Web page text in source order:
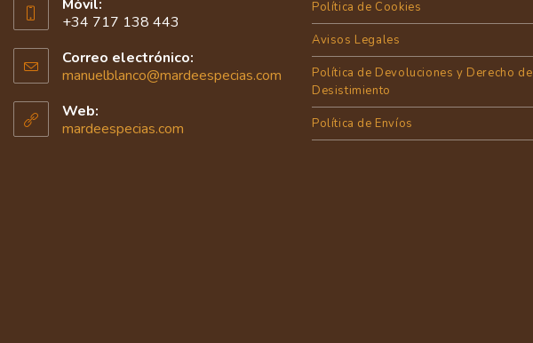
Móvil:
+34 717 138 443
Correo electrónico:
manuelblanco@mardeespecias.com
Web:
mardeespecias.com
Política de Cookies
Avisos Legales
Política de Devoluciones y Derecho de
Desistimiento
Política de Envíos